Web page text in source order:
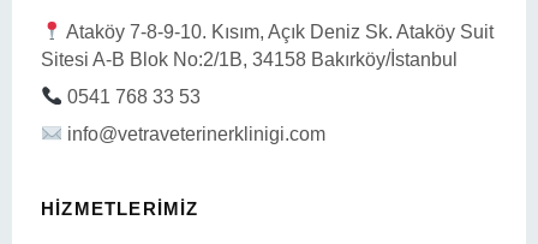
Ataköy 7-8-9-10. Kısım, Açık Deniz Sk. Ataköy Suit
Sitesi A-B Blok No:2/1B, 34158 Bakırköy/İstanbul
0541 768 33 53
info@vetraveterinerklinigi.com
HIZMETLERIMIZ